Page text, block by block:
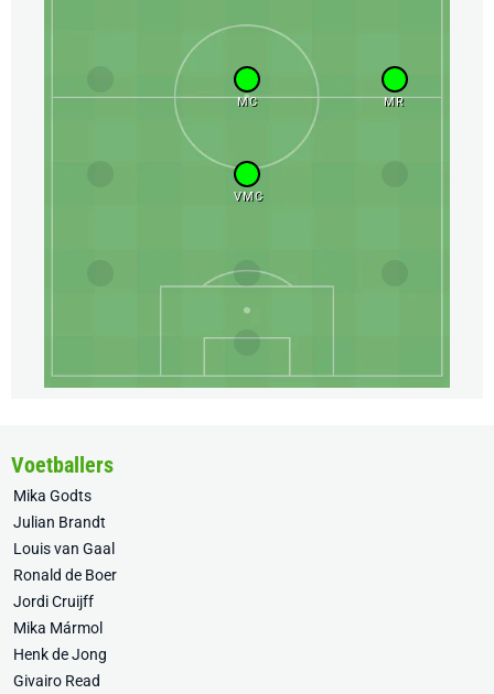
MC MR
VMC
Voetballers
Mika Godts
Julian Brandt
Louis van Gaal
Ronald de Boer
Jordi Cruijff
Mika Mármol
Henk de Jong
Givairo Read